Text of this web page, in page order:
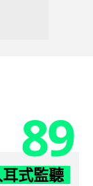
89
式監聽